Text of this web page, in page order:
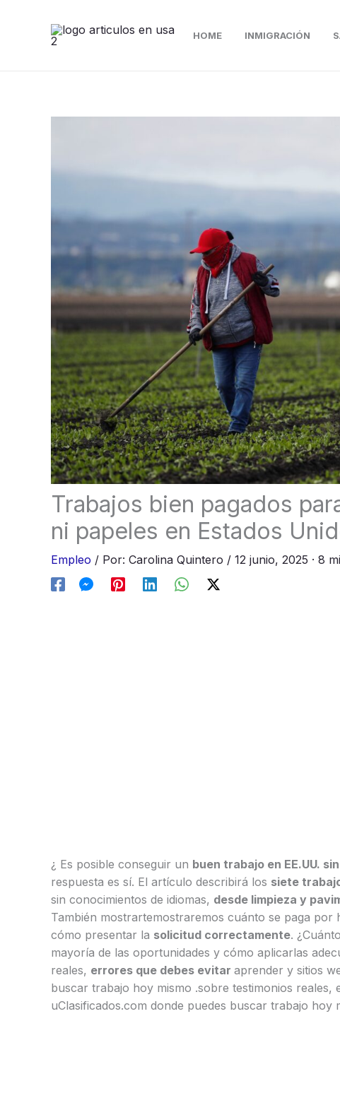
contenido
HOME INMIGRACIÓN
Trabajos bien pagados
ni papeles en Estados
Empleo / Por: Carolina Quintero / 12 junio, 2025 · 8
¿ Es posible conseguir un buen trabajo en EE.UU.
respuesta es sí. El artículo describirá los siete
sin conocimientos de idiomas, desde limpieza y
También mostrarte​mostraremos cuánto se paga
cómo presentar la solicitud correctamente.
mayoría de las oportunidades y cómo aplicarlas
reales, errores que debes evitar aprender y sitios
buscar trabajo hoy mismo .sobre testimonios
uClasificados.com donde puedes buscar trabajo hoy